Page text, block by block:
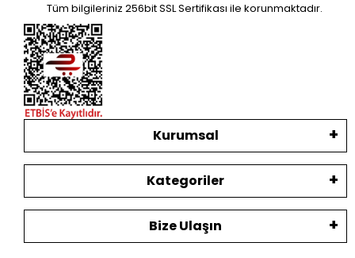
Tüm bilgileriniz 256bit SSL Sertifikası ile korunmaktadır.
Kurumsal
Kategoriler
Bize Ulaşın